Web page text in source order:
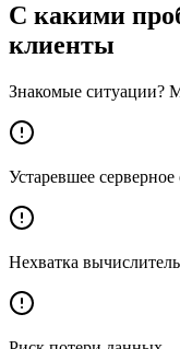
С какими
клиенты
Знакомые ситуации?
Устаревшее
Нехватка